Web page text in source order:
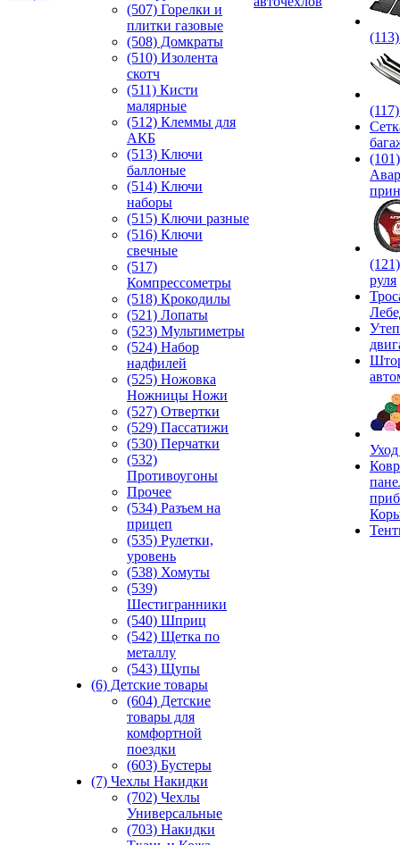
(507) Горелки и
плитки газовые
(508) Домкраты
(510) Изолента
скотч
(511) Кисти
малярные
(512) Клеммы для
АКБ
(513) Ключи
баллоные
(514) Ключи
наборы
(515) Ключи разные
(516) Ключи
свечные
(517)
Компрессометры
(518) Крокодилы
(521) Лопаты
(523) Мультиметры
(524) Набор
надфилей
(525) Ножовка
Ножницы Ножи
(527) Отвертки
(529) Пассатижи
(530) Перчатки
(532)
Противоугоны
Прочее
(534) Разъем на
прицеп
(535) Рулетки,
уровень
(538) Хомуты
(539)
Шестигранники
(540) Шприц
(542) Щетка по
металлу
(543) Щупы
(6) Детские товары
(604) Детские
товары для
комфортной
поездки
(603) Бустеры
(7) Чехлы Накидки
(702) Чехлы
Универсальные
(703) Накидки
(101)
руля
Уход